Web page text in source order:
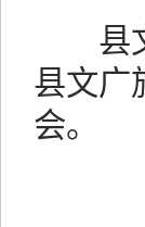
县文
县文广
会。